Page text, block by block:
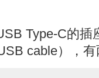
Type-C的插
cable），